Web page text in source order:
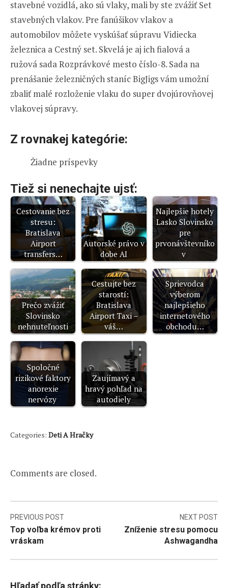
stavebné vozidlá, ako sú vlaky, mali by ste zvážiť Set
stavebných vlakov. Pre fanúšikov vlakov a
automobilov môžete vyskúšať súpravu Vidiecka
železnica a Cestný set. Skvelá je aj ich fialová a
ružová sada Rozprávkové mesto číslo-8. Sada na
prenášanie železničných staníc BigJigs vám umožní
zbaliť malé rozloženie vlaku do super dvojúrovňovej
vlakovej súpravy.
Z rovnakej kategórie:
Žiadne príspevky
Tiež si nenechajte ujsť:
Cestovanie bez
stresu:
Bratislava
Airport
transfers…
Autorské právo v
dobe AI
Najlepšie hotely
Lasko Slovinsko
pre
prvonávštevníko
v
Prečo zvážiť
Slovinsko
nehnuteľnosti
Cestujte bez
starostí:
Bratislava
Airport Taxi –
váš…
Sprievodca
výberom
najlepšieho
internetového
obchodu…
Spoločné
rizikové faktory
anorexie
nervózy
Zaujímavý a
hravý pohľad na
autodiely
Categories: Deti A Hračky
Comments are closed.
Navigácia
v
PREVIOUS POST
Top voľba krémov proti
vráskam
NEXT POST
Zníženie stresu pomocu
Ashwagandha
Hľadať podľa stránky: